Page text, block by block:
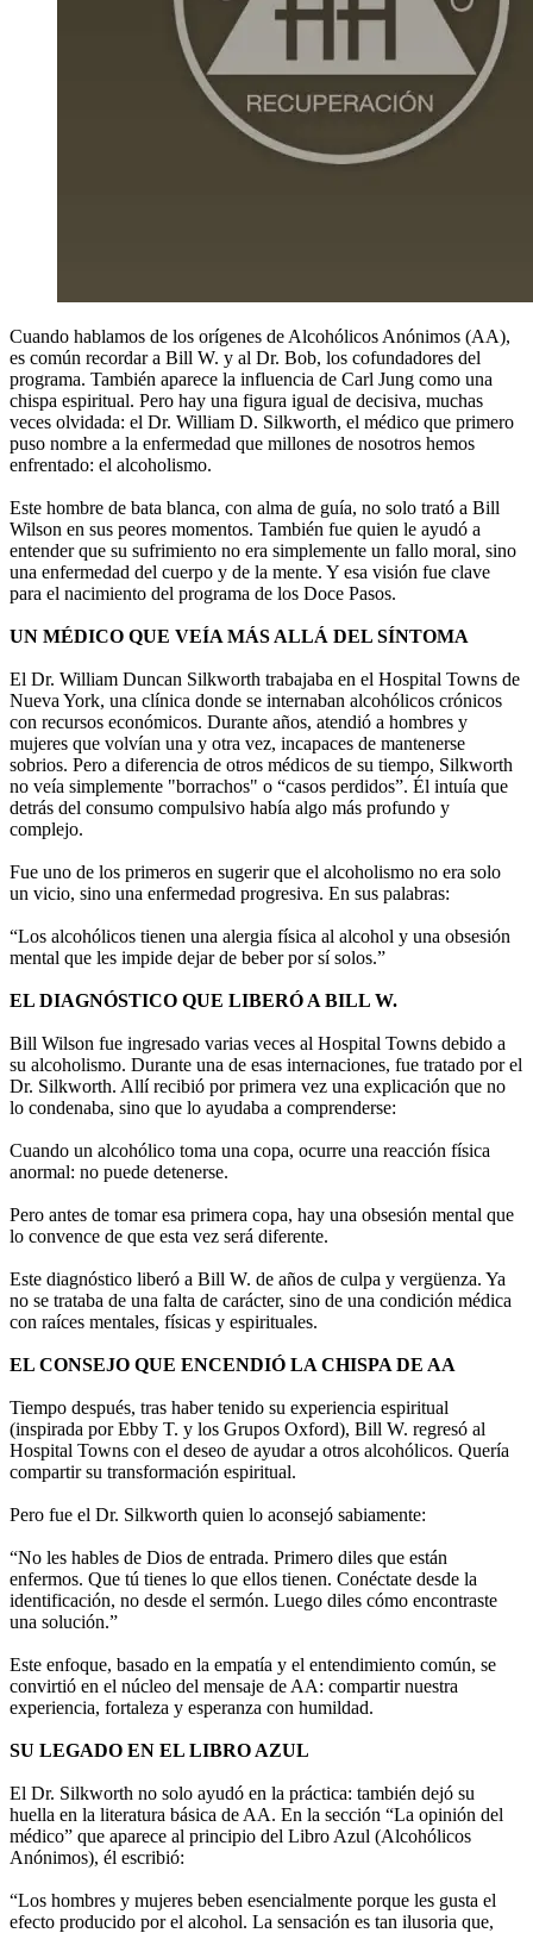
Cuando hablamos de los orígenes de Alcohólicos Anónimos (AA),
es común recordar a Bill W. y al Dr. Bob, los cofundadores del
programa. También aparece la influencia de Carl Jung como una
chispa espiritual. Pero hay una figura igual de decisiva, muchas
veces olvidada: el Dr. William D. Silkworth, el médico que primero
puso nombre a la enfermedad que millones de nosotros hemos
enfrentado: el alcoholismo.
Este hombre de bata blanca, con alma de guía, no solo trató a Bill
Wilson en sus peores momentos. También fue quien le ayudó a
entender que su sufrimiento no era simplemente un fallo moral, sino
una enfermedad del cuerpo y de la mente. Y esa visión fue clave
para el nacimiento del programa de los Doce Pasos.
UN MÉDICO QUE VEÍA MÁS ALLÁ DEL SÍNTOMA
El Dr. William Duncan Silkworth trabajaba en el Hospital Towns de
Nueva York, una clínica donde se internaban alcohólicos crónicos
con recursos económicos. Durante años, atendió a hombres y
mujeres que volvían una y otra vez, incapaces de mantenerse
sobrios. Pero a diferencia de otros médicos de su tiempo, Silkworth
no veía simplemente "borrachos" o “casos perdidos”. Él intuía que
detrás del consumo compulsivo había algo más profundo y
complejo.
Fue uno de los primeros en sugerir que el alcoholismo no era solo
un vicio, sino una enfermedad progresiva. En sus palabras:
“Los alcohólicos tienen una alergia física al alcohol y una obsesión
mental que les impide dejar de beber por sí solos.”
EL DIAGNÓSTICO QUE LIBERÓ A BILL W.
Bill Wilson fue ingresado varias veces al Hospital Towns debido a
su alcoholismo. Durante una de esas internaciones, fue tratado por el
Dr. Silkworth. Allí recibió por primera vez una explicación que no
lo condenaba, sino que lo ayudaba a comprenderse:
Cuando un alcohólico toma una copa, ocurre una reacción física
anormal: no puede detenerse.
Pero antes de tomar esa primera copa, hay una obsesión mental que
lo convence de que esta vez será diferente.
Este diagnóstico liberó a Bill W. de años de culpa y vergüenza. Ya
no se trataba de una falta de carácter, sino de una condición médica
con raíces mentales, físicas y espirituales.
EL CONSEJO QUE ENCENDIÓ LA CHISPA DE AA
Tiempo después, tras haber tenido su experiencia espiritual
(inspirada por Ebby T. y los Grupos Oxford), Bill W. regresó al
Hospital Towns con el deseo de ayudar a otros alcohólicos. Quería
compartir su transformación espiritual.
Pero fue el Dr. Silkworth quien lo aconsejó sabiamente:
“No les hables de Dios de entrada. Primero diles que están
enfermos. Que tú tienes lo que ellos tienen. Conéctate desde la
identificación, no desde el sermón. Luego diles cómo encontraste
una solución.”
Este enfoque, basado en la empatía y el entendimiento común, se
convirtió en el núcleo del mensaje de AA: compartir nuestra
experiencia, fortaleza y esperanza con humildad.
SU LEGADO EN EL LIBRO AZUL
El Dr. Silkworth no solo ayudó en la práctica: también dejó su
huella en la literatura básica de AA. En la sección “La opinión del
médico” que aparece al principio del Libro Azul (Alcohólicos
Anónimos), él escribió:
“Los hombres y mujeres beben esencialmente porque les gusta el
efecto producido por el alcohol. La sensación es tan ilusoria que,